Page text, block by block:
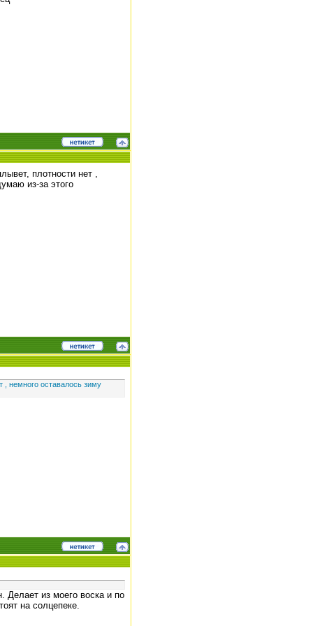
плотности нет ,
из-за этого
немного оставалось зиму
Делает из моего воска и по
на солцепеке.